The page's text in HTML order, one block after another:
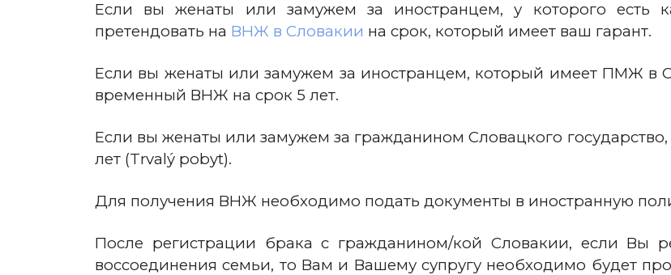
Если вы женаты или замужем за иностранцем, у которого
претендовать на ВНЖ в Словакии на срок, который имеет ваш гарант.
Если вы женаты или замужем за иностранцем, который имеет ПМЖ в
временный ВНЖ на срок 5 лет.
Если вы женаты или замужем за гражданином Словацкого
лет (Trvalý pobyt).
Для получения ВНЖ необходимо подать документы в иностранную
После регистрации брака с гражданином/кой Словакии, если
воссоединения семьи, то Вам и Вашему супругу необходимо будет